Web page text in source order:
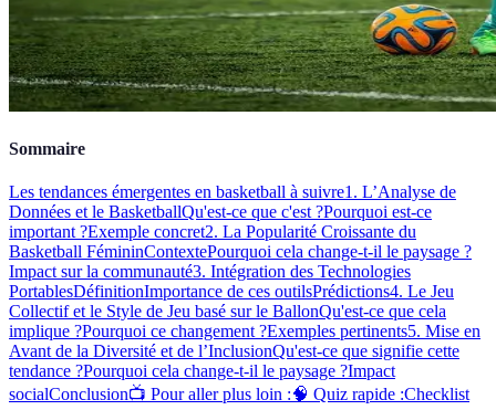
Sommaire
Les tendances émergentes en basketball à suivre1. L’Analyse de
Données et le BasketballQu'est-ce que c'est ?Pourquoi est-ce
important ?Exemple concret2. La Popularité Croissante du
Basketball FémininContextePourquoi cela change-t-il le paysage ?
Impact sur la communauté3. Intégration des Technologies
PortablesDéfinitionImportance de ces outilsPrédictions4. Le Jeu
Collectif et le Style de Jeu basé sur le BallonQu'est-ce que cela
implique ?Pourquoi ce changement ?Exemples pertinents5. Mise en
Avant de la Diversité et de l’InclusionQu'est-ce que signifie cette
tendance ?Pourquoi cela change-t-il le paysage ?Impact
socialConclusion📺 Pour aller plus loin :🧠 Quiz rapide :Checklist